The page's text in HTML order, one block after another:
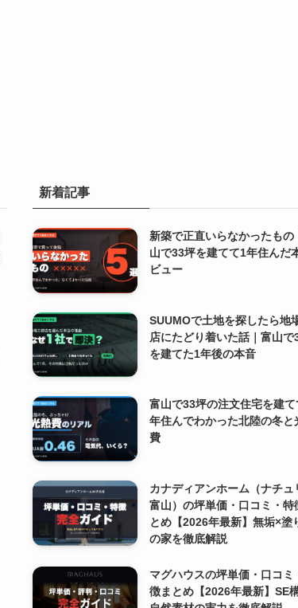
新着記事
新築で正直いらなかったもの
山で33坪を建てて1年住んだ
ビュー
SUUMOで土地を探したら地
店にたどり着いた話｜富山で
を建てた1年後の本音
富山で33坪の注文住宅を建
年住んでわかった北陸の冬と
費
カナディアンホーム（ナチュ
富山）の坪単価・口コミ・特
とめ【2026年最新】無垢×塗
の家を徹底解説
マグハウスの坪単価・口コミ
徴まとめ【2026年最新】SE